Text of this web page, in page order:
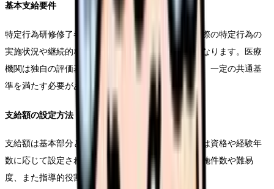
基本支給要件
特定行為研修修了者であることを基本要件とし、実際の特定行為の
実施状況や継続的な研修参加実績などが評価対象となります。医療
機関は独自の評価基準を設定することが可能ですが、一定の共通基
準を満たす必要があります。
支給額の設定方法
支給額は基本部分と実績部分で構成され、基本部分は資格や経験年
数に応じて設定されます。実績部分は特定行為の実施件数や難易
度、また指導的役割の遂行状況などが考慮されます。